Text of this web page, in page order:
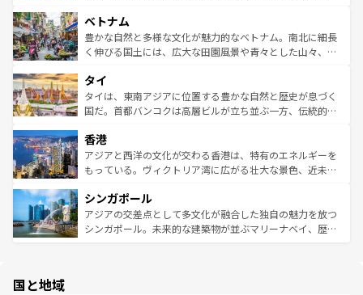
参照してほしい。
容にもいいと評判のスイーツなど、バラエティ豊かな料理
が味わえる。 なお、新着の台湾情報は コンテンツ一覧を参
照してほしい。
き、地方に足を延ばせば四季折々の自然美を楽しむことが
できる。そして、キムチや焼肉、絶品のストリートフード
まで、さまざまな韓国料理が待っている。夜には、韓国な
リティに包まれながら、韓国の多彩な魅力を心ゆくまで味
わってみてほしい。 なお、新着の韓国情報はコンテンツ一
覧を参照してほしい。
ベトナム
豊かな自然と多様な文化が魅力的なベトナム。南北に細長
く伸びる国土には、広大な田園風景や青々とした山々、世
急速な発展と共に伝統が息づく。ハノイの古い町並みやホ
ーチミン市のフランス統治時代の建物も、独特の雰囲気を
醸し出している。また、バラエティの豊かさとおいしさで
とつ。フォーやバインミー、ベトナムコーヒーなどは、ぜ
ひ現地で味わいたい。どの地域を訪れてもあたたかい人々
が旅行者を迎えてくれるので、きっと忘れられない旅にな
参照してほしい。
タイ
タイは、東南アジアに位置する豊かな自然と歴史が息づく
国だ。首都バンコクは高層ビルが立ち並ぶ一方、伝統的な
の活気が交差している。北部ではチェンマイなどの山岳地
帯で自然と触れ合い、南部ではプーケットやクラビの美し
いビーチでリゾート気分を楽しむことができる。タイ料理
激する。気候は一年中温暖で、どの季節にも異なる楽しみ
が待っている。親しみやすいタイの人々、仏教を中心とし
た文化、そして多様な観光資源が、訪れる旅人を魅了し続
香港
アジアと西洋の文化が交わる香港は、特有のエネルギーを
もっている。ヴィクトリア湾に広がる壮大な景色、近未来
み、どこを訪れても感動するはず。観光スポットが密集し
ており、効率よく見どころを回れるのも魅力。息をのむよ
うな絶景から文化的な体験まで、香港を存分に楽しみ尽く
シンガポール
アジアの交差点として多文化が融合した独自の魅力を放つ
シンガポール。未来的な建築物が並ぶマリーナベイ、歴史
国と地域